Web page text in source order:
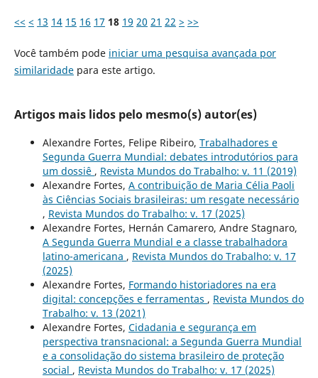
<< < 13 14 15 16 17 18 19 20 21 22 > >>
Você também pode iniciar uma pesquisa avançada por
similaridadepara este artigo.
Artigos mais lidos pelo mesmo(s) autor(es)
Alexandre Fortes, Felipe Ribeiro, Trabalhadores e
Segunda Guerra Mundial: debates introdutórios para
um dossiê , Revista Mundos do Trabalho: v. 11 (2019)
Alexandre Fortes, A contribuição de Maria Célia Paoli
às Ciências Sociais brasileiras: um resgate necessário
, Revista Mundos do Trabalho: v. 17 (2025)
Alexandre Fortes, Hernán Camarero, Andre Stagnaro,
A Segunda Guerra Mundial e a classe trabalhadora
latino-americana , Revista Mundos do Trabalho: v. 17
(2025)
Alexandre Fortes, Formando historiadores na era
digital: concepções e ferramentas , Revista Mundos do
Trabalho: v. 13 (2021)
Alexandre Fortes, Cidadania e segurança em
perspectiva transnacional: a Segunda Guerra Mundial
e a consolidação do sistema brasileiro de proteção
social , Revista Mundos do Trabalho: v. 17 (2025)